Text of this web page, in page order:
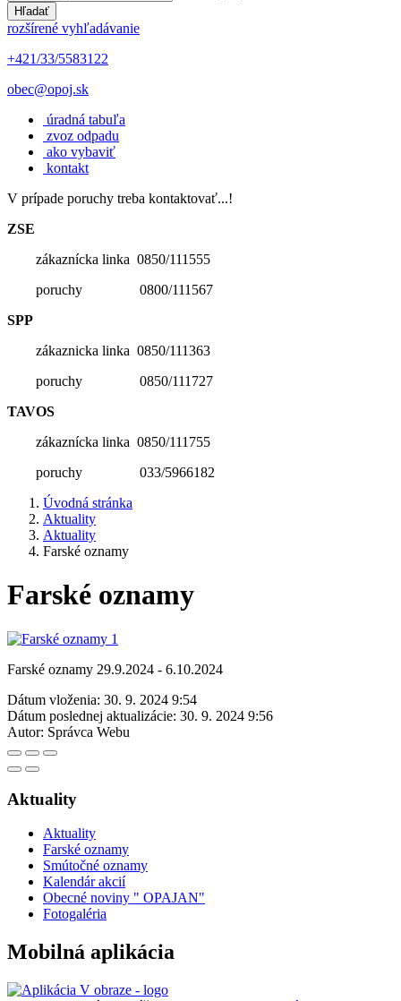
Hľadať
rozšírené vyhľadávanie
+421/33/5583122
obec@opoj.sk
úradná tabuľa
zvoz odpadu
ako vybaviť
kontakt
V prípade poruchy treba kontaktovať...!
ZSE
zákaznícka linka 0850/111555
poruchy 0800/111567
SPP
zákaznicka linka 0850/111363
poruchy 0850/111727
TAVOS
zákaznícka linka 0850/111755
poruchy 033/5966182
Úvodná stránka
Aktuality
Aktuality
Farské oznamy
Farské oznamy
Farské oznamy 29.9.2024 - 6.10.2024
Dátum vloženia: 30. 9. 2024 9:54
Dátum poslednej aktualizácie: 30. 9. 2024 9:56
Autor: Správca Webu
Aktuality
Aktuality
Farské oznamy
Smútočné oznamy
Kalendár akcií
Obecné noviny " OPAJAN"
Fotogaléria
Mobilná aplikácia